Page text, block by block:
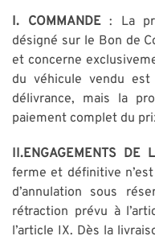
I. COMMANDE: La
désigné sur le Bon de
et concerne
du véhicule vendu est
délivrance, mais la
paiement complet du
II.ENGAGEMENTS DE
ferme et définitive
d’annulation sous
rétraction prévu à
l’article IX. Dès la